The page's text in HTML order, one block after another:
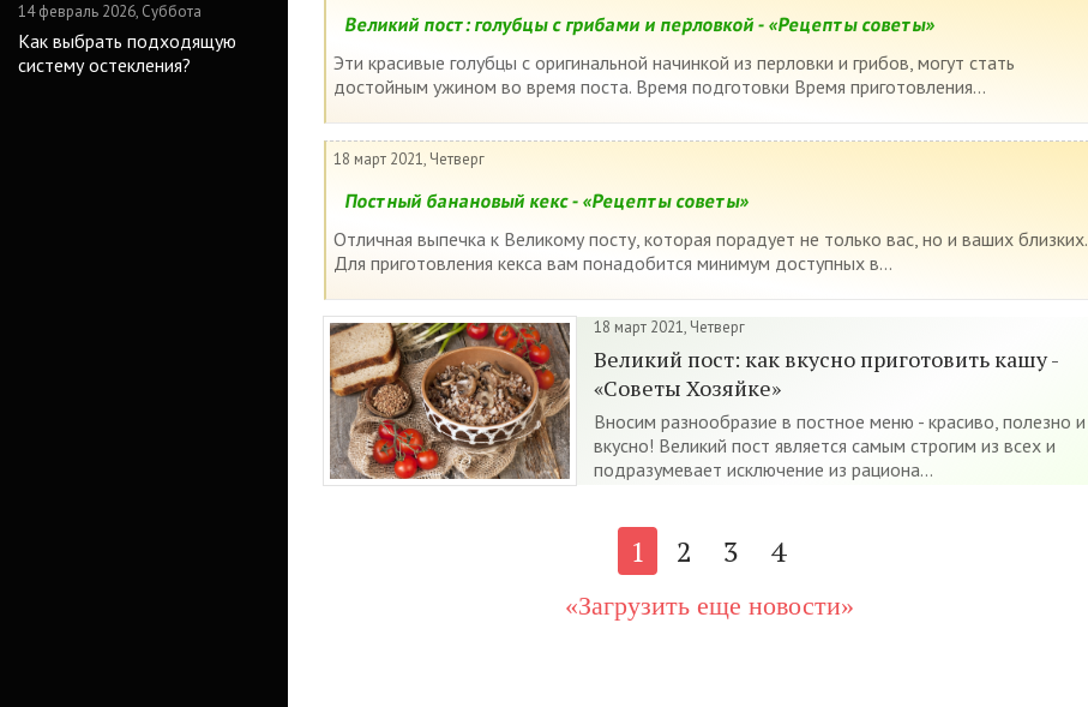
14 февраль 2026, Суббота
Как выбрать подходящую
систему остекления?
Великий пост: голубцы с грибами и перловкой - «Рецепты советы»
Эти красивые голубцы с оригинальной начинкой из перловки и грибов, могут стать
достойным ужином во время поста. Время подготовки Время приготовления...
18 март 2021, Четверг
Постный банановый кекс - «Рецепты советы»
Отличная выпечка к Великому посту, которая порадует не только вас, но и ваших близких.
Для приготовления кекса вам понадобится минимум доступных в...
18 март 2021, Четверг
Великий пост: как вкусно приготовить кашу -
«Советы Хозяйке»
Вносим разнообразие в постное меню - красиво, полезно и
вкусно! Великий пост является самым строгим из всех и
подразумевает исключение из рациона...
1 2 3 4
«Загрузить еще новости»